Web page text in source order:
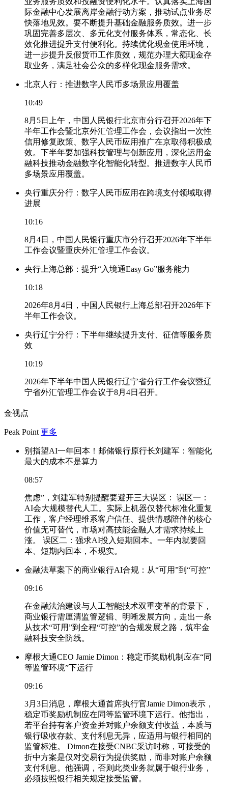
际金融中心发展离岸金融行动方案，推动试点业务尽
快落地见效。要不断提升基础金融服务质效。进一步
巩固完善多层次、多元化支付服务体系，常态化、长
效化推进提升支付便利化。持续优化现金使用环境，
进一步提升反假货币工作质效，规范办理大额现金存
取业务，满足社会公众的多样化现金服务需求。
北京人行：推进数字人民币多场景应用覆盖
10:49
8月5日上午，中国人民银行北京市分行召开2026年下
半年工作会暨北京外汇管理工作会，会议指出一次性
信用修复政策、数字人民币应用推广在京取得积极成
效。下半年要加强科技管理与创新应用，深化运用金
融科技推动金融数字化智能化转型。推进数字人民币
多场景应用覆盖。
央行重庆分行：数字人民币应用在跨境支付领域取得
进展
10:16
8月4日，中国人民银行重庆市分行召开2026年下半年
工作会议暨重庆外汇管理工作会议。
央行上海总部：提升“入境通Easy Go”服务能力
10:18
2026年8月4日，中国人民银行上海总部召开2026年下
半年工作会议。
央行辽宁分行：下半年继续提升支付、征信等服务质
效
10:19
2026年下半年中国人民银行辽宁省分行工作会议暨辽
宁省外汇管理工作会议于8月4日召开。
金视点
Peak Point 更多
别指望AI一年回本！邮储银行原行长刘建军：智能化
最大的成本不是算力
08:57
焦虑”，刘建军特别提醒要避开三大误区： 误区一：
AI会大规模替代人工。实际上机器仅替代标准化重复
工作，客户经理维系客户信任、提供情感陪伴的核心
价值无可替代，市场对高技能金融人才需求持续上
涨。 误区二：强求AI投入短期回本。一年内就要回
本、短期内回本，不现实。
金融法草案下的商业银行AI合规：从“可用”到“可控”
09:16
在金融法治建设与人工智能技术双重变革的背景下，
商业银行需厘清监管逻辑、明晰发展方向，走出一条
从技术“可用”到全程“可控”的合规发展之路，筑牢金
融科技安全防线。
摩根大通CEO Jamie Dimon：稳定币奖励机制应在“同
等监管环境”下运行
09:16
3月3日消息，摩根大通首席执行官Jamie Dimon表示，
稳定币奖励机制应在同等监管环境下运行。他指出，
若平台持有客户资金并对账户余额支付收益，本质与
银行吸收存款、支付利息无异，应适用与银行相同的
监管标准。 Dimon在接受CNBC采访时称，可接受的
折中方案是仅对交易行为提供奖励，而非对账户余额
支付利息。他强调，否则此类业务就属于银行业务，
必须按照银行相关规定接受监管。